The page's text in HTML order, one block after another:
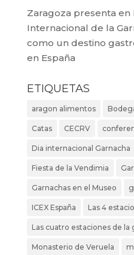
Zaragoza presenta en
Internacional de la
como un destino
en España
ETIQUETAS
aragon alimentos
Catas CECRV
Dia internacional Garnacha
Fiesta de la Vendimia
Garnachas en el Museo
ICEX España Las 4
Las cuatro estaciones de la
Monasterio de Veruela